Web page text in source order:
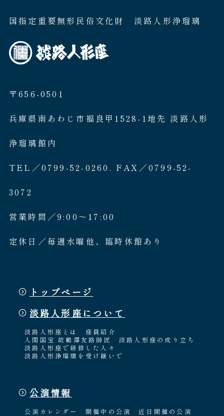
国指定重要無形民俗文化財 淡路人形浄瑠璃
〒656-0501
兵庫県南あわじ市福良甲1528-1地先 淡路人形
浄瑠璃館内
TEL／0799-52-0260. FAX／0799-52-
3072
営業時間／9:00〜17:00
定休日／毎週水曜他、臨時休館あり
トップページ
淡路人形座について
淡路人形座とは
座員紹介
人間国宝 故鶴澤友路師匠
淡路人形座の成り立ち
淡路人形座で研修した人々
淡路人形浄瑠璃を受け継いで
公演情報
公演カレンダー 開催中の公演 近日開催の公演